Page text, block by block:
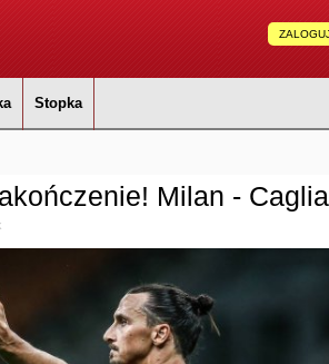
Stopka
Milan -